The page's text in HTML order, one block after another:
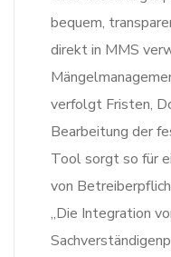
bequem,
direkt in MMS
verfolgt Fristen,
Bearbeitung der
Tool sorgt so für
von
„Die Integration